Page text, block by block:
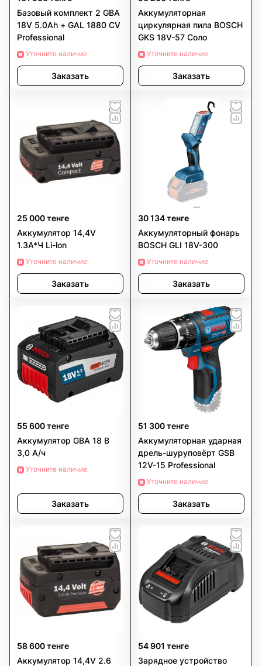
Базовый комплект 2 GBA
18V 5.0Ah + GAL 1880 CV
Professional
Уточните наличие
Заказать
Аккумуляторная
циркулярная пила BOSCH
GKS 18V-57 Соло
Уточните наличие
Заказать
25 000 тенге
Аккумулятор 14,4V
1.3A*Ч Li-lon
Уточните наличие
Заказать
30 134 тенге
Аккумуляторный фонарь
BOSCH GLI 18V-300
Уточните наличие
Заказать
55 600 тенге
Аккумулятор GBA 18 В
3,0 А/ч
Уточните наличие
Заказать
51 300 тенге
Аккумуляторная ударная
дрель-шуруповёрт GSB
12V-15 Professional
Уточните наличие
Заказать
58 600 тенге
Аккумулятор 14,4V 2.6
54 901 тенге
Зарядное устройство